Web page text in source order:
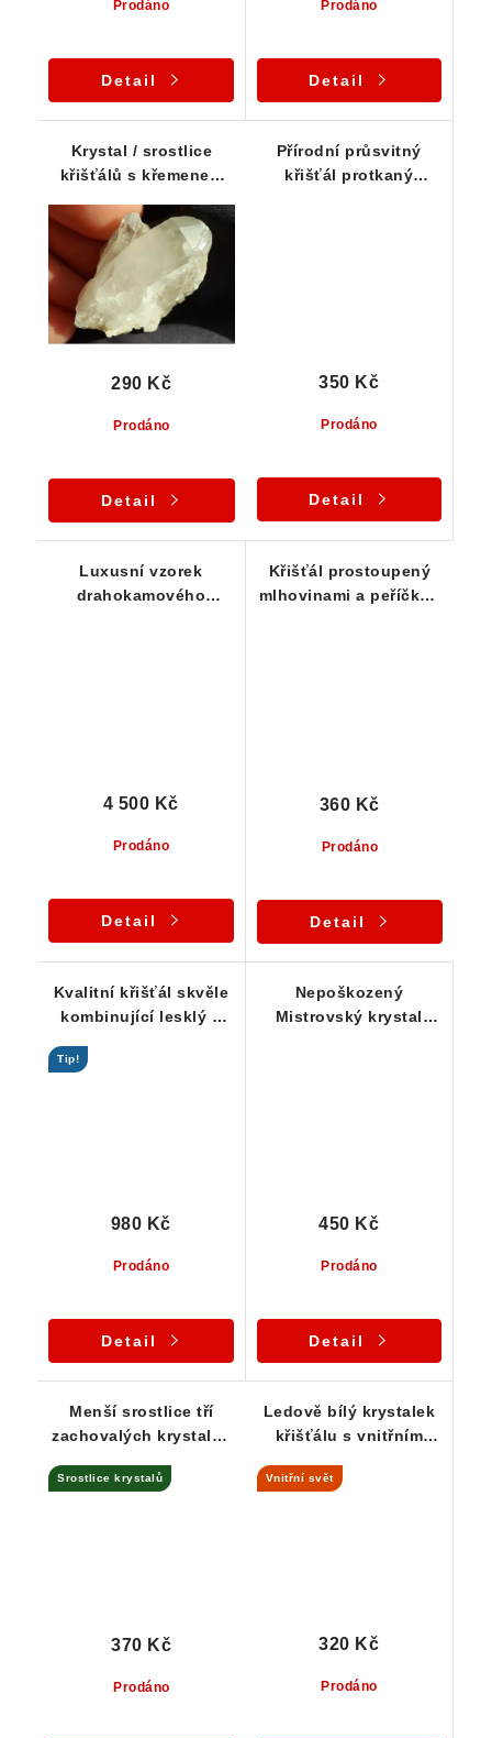
Prodáno
Detail
Prodáno
Detail
Krystal / srostlice
křišťálů s křemenem
Prodáno
290 Kč
Detail
Přírodní průsvitný
křišťál protkaný
Prodáno
350 Kč
Detail
Luxusní vzorek
drahokamového
Prodáno
4 500 Kč
Detail
Křišťál prostoupený
mlhovinami a peříčky -
Prodáno
360 Kč
Detail
Kvalitní křišťál skvěle
kombinující lesklý a
Tip!
Prodáno
980 Kč
Detail
Nepoškozený
Mistrovský krystal
Prodáno
450 Kč
Detail
Menší srostlice tří
zachovalých krystalků
Jeseníky
Srostlice krystalů
Prodáno
370 Kč
Ledově bílý krystalek
křišťálu s vnitřním
Vnitřní svět
Prodáno
320 Kč